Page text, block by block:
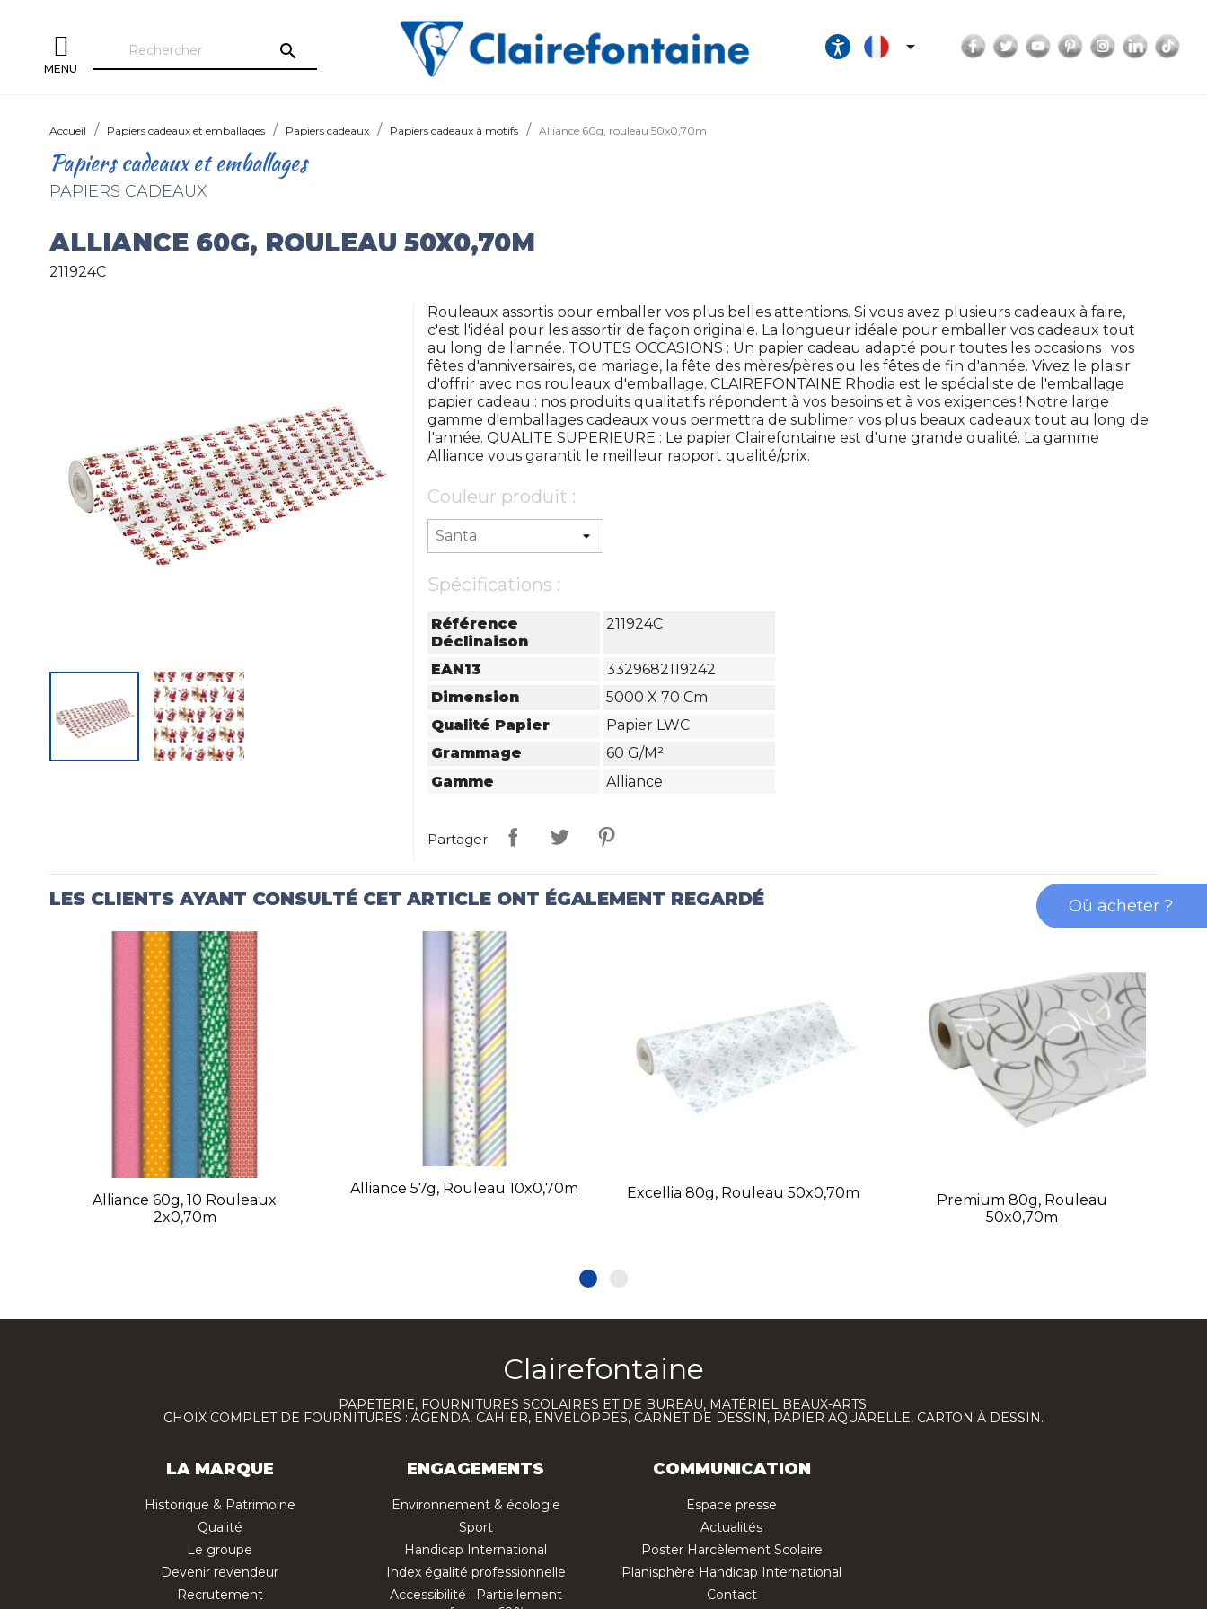
MENU
search  Facebook
TwitterYouTubePinterestInstagram
Accueil Papiers cadeaux et emballages Papiers cadeaux Papiers cadeaux à motifs Alliance 60g, rouleau 50x0,70m
Papiers cadeaux et emballages
PAPIERS CADEAUX
ALLIANCE 60G, ROULEAU 50X0,70M
211924C
Rouleaux assortis pour emballer vos plus belles attentions. Si vous avez plusieurs cadeaux à faire,
c'est l'idéal pour les assortir de façon originale. La longueur idéale pour emballer vos cadeaux tout
au long de l'année. TOUTES OCCASIONS : Un papier cadeau adapté pour toutes les occasions : vos
fêtes d'anniversaires, de mariage, la fête des mères/pères ou les fêtes de fin d'année. Vivez le plaisir
d'offrir avec nos rouleaux d'emballage. CLAIREFONTAINE Rhodia est le spécialiste de l'emballage
papier cadeau : nos produits qualitatifs répondent à vos besoins et à vos exigences ! Notre large
gamme d'emballages cadeaux vous permettra de sublimer vos plus beaux cadeaux tout au long de
l'année. QUALITE SUPERIEURE : Le papier Clairefontaine est d'une grande qualité. La gamme
Alliance vous garantit le meilleur rapport qualité/prix.
Couleur produit :
Spécifications :
Référence
Déclinaison
211924C
EAN13
3329682119242
Dimension
5000 X 70 Cm
Qualité Papier
Papier LWC
Grammage
60 G/m²
Gamme
Alliance
Partager
LES CLIENTS AYANT CONSULTÉ CET ARTICLE ONT ÉGALEMENT REGARDÉ
Alliance 60g, 10 Rouleaux
2x0,70m
Alliance 57g, Rouleau 10x0,70m Excellia 80g, Rouleau 50x0,70m
Premium 80g, Rouleau
50x0,70m
Clairefontaine
PAPETERIE, FOURNITURES SCOLAIRES ET DE BUREAU, MATÉRIEL BEAUX-ARTS.
CHOIX COMPLET DE FOURNITURES : AGENDA, CAHIER, ENVELOPPES, CARNET DE DESSIN, PAPIER AQUARELLE, CARTON À DESSIN.
LA MARQUE
Historique & Patrimoine
Qualité
Le groupe
Devenir revendeur
Recrutement
ENGAGEMENTS
Environnement & écologie
Sport
Handicap International
Index égalité professionnelle
Accessibilité : Partiellement
COMMUNICATION
Espace presse
Actualités
Poster Harcèlement Scolaire
Planisphère Handicap International
Contact
Où acheter ?